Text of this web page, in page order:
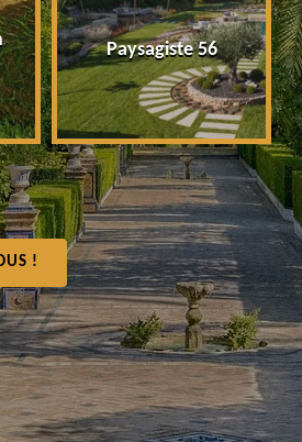
Paysagiste 56
!